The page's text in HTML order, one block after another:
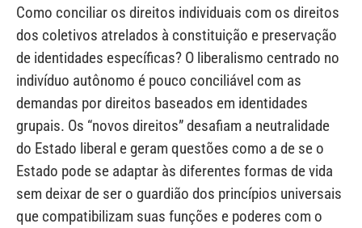
Como conciliar os direitos individuais com os direitos
dos coletivos atrelados à constituição e preservação
de identidades específicas? O liberalismo centrado no
indivíduo autônomo é pouco conciliável com as
demandas por direitos baseados em identidades
grupais. Os “novos direitos” desafiam a neutralidade
do Estado liberal e geram questões como a de se o
Estado pode se adaptar às diferentes formas de vida
sem deixar de ser o guardião dos princípios universais
que compatibilizam suas funções e poderes com o